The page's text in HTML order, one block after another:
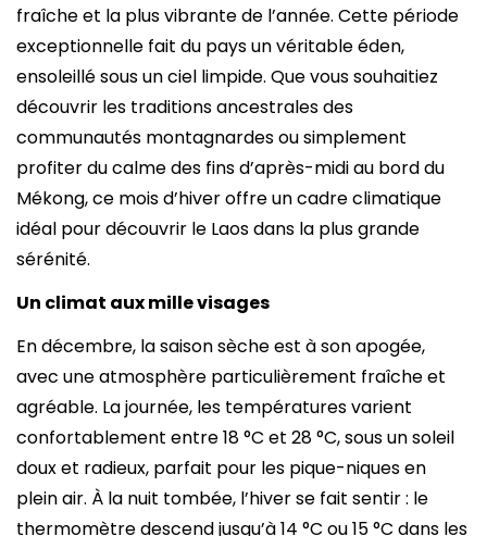
fraîche et la plus vibrante de l’année. Cette période
exceptionnelle fait du pays un véritable éden,
ensoleillé sous un ciel limpide. Que vous souhaitiez
découvrir les traditions ancestrales des
communautés montagnardes ou simplement
profiter du calme des fins d’après-midi au bord du
Mékong, ce mois d’hiver offre un cadre climatique
idéal pour découvrir le Laos dans la plus grande
sérénité.
Un climat aux mille visages
En décembre, la saison sèche est à son apogée,
avec une atmosphère particulièrement fraîche et
agréable. La journée, les températures varient
confortablement entre 18 °C et 28 °C, sous un soleil
doux et radieux, parfait pour les pique-niques en
plein air. À la nuit tombée, l’hiver se fait sentir : le
thermomètre descend jusqu’à 14 °C ou 15 °C dans les